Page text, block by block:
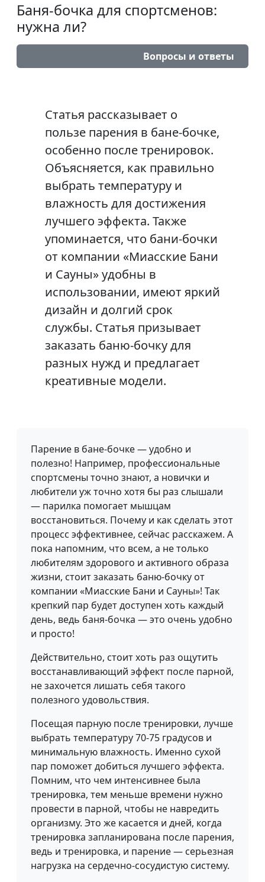
Баня-бочка для спортсменов:
нужна ли?
Вопросы и ответы
Статья рассказывает о
пользе парения в бане-бочке,
особенно после тренировок.
Объясняется, как правильно
выбрать температуру и
влажность для достижения
лучшего эффекта. Также
упоминается, что бани-бочки
от компании «Миасские Бани
и Сауны» удобны в
использовании, имеют яркий
дизайн и долгий срок
службы. Статья призывает
заказать баню-бочку для
разных нужд и предлагает
креативные модели.
Парение в бане-бочке — удобно и
полезно! Например, профессиональные
спортсмены точно знают, а новички и
любители уж точно хотя бы раз слышали
— парилка помогает мышцам
восстановиться. Почему и как сделать этот
процесс эффективнее, сейчас расскажем. А
пока напомним, что всем, а не только
любителям здорового и активного образа
жизни, стоит заказать баню-бочку от
компании «Миасские Бани и Сауны»! Так
крепкий пар будет доступен хоть каждый
день, ведь баня-бочка — это очень удобно
и просто!
Действительно, стоит хоть раз ощутить
восстанавливающий эффект после парной,
не захочется лишать себя такого
полезного удовольствия.
Посещая парную после тренировки, лучше
выбрать температуру 70-75 градусов и
минимальную влажность. Именно сухой
пар поможет добиться лучшего эффекта.
Помним, что чем интенсивнее была
тренировка, тем меньше времени нужно
провести в парной, чтобы не навредить
организму. Это же касается и дней, когда
тренировка запланирована после парения,
ведь и тренировка, и парение — серьезная
нагрузка на сердечно-сосудистую систему.